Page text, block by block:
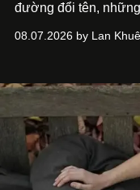
đường đổi tên,
nói về cái mới, về xu
08.07.2026 by Lan Khuê